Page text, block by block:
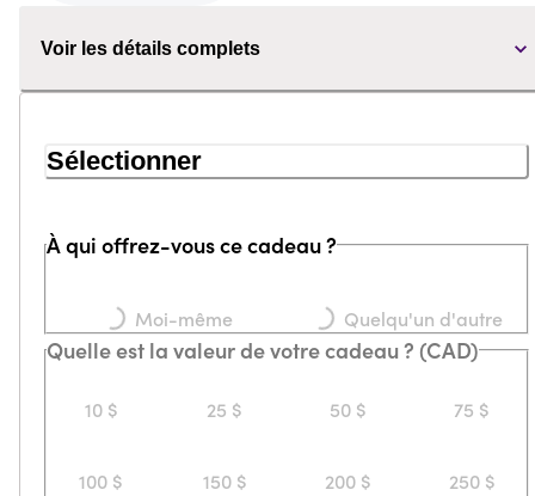
Voir les détails complets
Sélectionner
À qui offrez-vous ce cadeau ?
Loading... Moi-même Loading... Quelqu'un d'autre
Quelle est la valeur de votre cadeau ? (CAD)
10 $ 25 $ 50 $ 75 $
100 $ 150 $ 200 $ 250 $